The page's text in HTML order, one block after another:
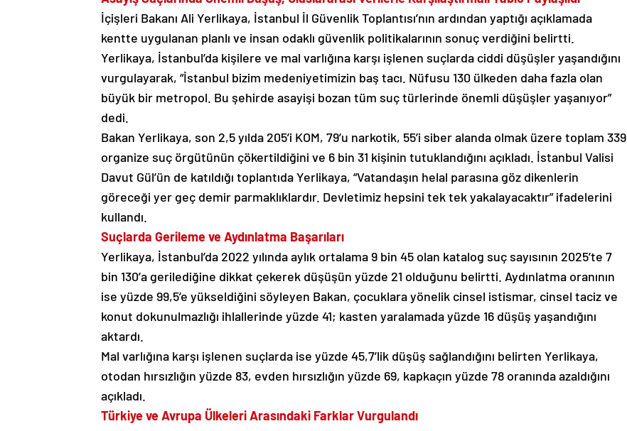
İçişleri Bakanı Ali Yerlikaya, İstanbul İl Güvenlik Toplantısı’nın ardından yaptığı açıklamada
kentte uygulanan planlı ve insan odaklı güvenlik politikalarının sonuç verdiğini belirtti.
Yerlikaya, İstanbul’da kişilere ve mal varlığına karşı işlenen suçlarda ciddi düşüşler yaşandığını
vurgulayarak, “İstanbul bizim medeniyetimizin baş tacı. Nüfusu 130 ülkeden daha fazla olan
büyük bir metropol. Bu şehirde asayişi bozan tüm suç türlerinde önemli düşüşler yaşanıyor”
dedi.
Bakan Yerlikaya, son 2,5 yılda 205’i KOM, 79’u narkotik, 55’i siber alanda olmak üzere toplam 339
organize suç örgütünün çökertildiğini ve 6 bin 31 kişinin tutuklandığını açıkladı. İstanbul Valisi
Davut Gül’ün de katıldığı toplantıda Yerlikaya, “Vatandaşın helal parasına göz dikenlerin
göreceği yer geç demir parmaklıklardır. Devletimiz hepsini tek tek yakalayacaktır” ifadelerini
kullandı.
Suçlarda Gerileme ve Aydınlatma Başarıları
Yerlikaya, İstanbul’da 2022 yılında aylık ortalama 9 bin 45 olan katalog suç sayısının 2025’te 7
bin 130’a gerilediğine dikkat çekerek düşüşün yüzde 21 olduğunu belirtti. Aydınlatma oranının
ise yüzde 99,5’e yükseldiğini söyleyen Bakan, çocuklara yönelik cinsel istismar, cinsel taciz ve
konut dokunulmazlığı ihlallerinde yüzde 41; kasten yaralamada yüzde 16 düşüş yaşandığını
aktardı.
Mal varlığına karşı işlenen suçlarda ise yüzde 45,7’lik düşüş sağlandığını belirten Yerlikaya,
otodan hırsızlığın yüzde 83, evden hırsızlığın yüzde 69, kapkaçın yüzde 78 oranında azaldığını
açıkladı.
Türkiye ve Avrupa Ülkeleri Arasındaki Farklar Vurgulandı